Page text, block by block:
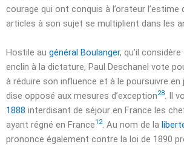
courage qui ont conquis à l’orateur l’estime
articles à son sujet se multiplient dans les
Hostile au général Boulanger, qu’il
enclin à la dictature, Paul Deschanel vote
à réduire son influence et à le poursuivre en
dise opposé aux mesures d’exception28 . Il
1888 interdisant de séjour en France les
ayant régné en France12. Au nom de la
prononce également contre la loi de 1890